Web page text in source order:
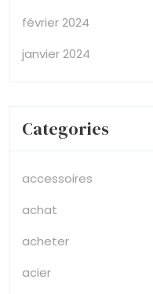
février 2024
janvier 2024
Categories
accessoires
achat
acheter
acier